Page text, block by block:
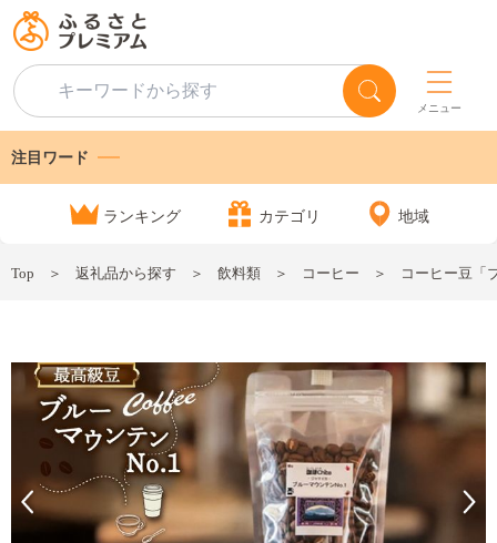
メニュー
注目ワード
ランキング カテゴリ 地域
Top 返礼品から探す 飲料類 コーヒー コーヒー豆「